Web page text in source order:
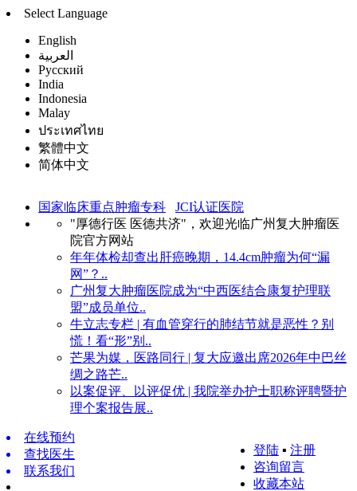
Select Language
English
العربية
Русский
India
Indonesia
Malay
ประเทศไทย
繁體中文
简体中文
国家临床重点肿瘤专科
JCI认证医院
"厚德行医 医德共济"，欢迎光临广州复大肿瘤医
院官方网站
年年体检却查出肝癌晚期，14.4cm肿瘤为何“漏
网”？..
广州复大肿瘤医院成为“中西医结合康复护理联
盟”成员单位..
牛立志专栏 | 有血管穿行的肺结节就是恶性？别
慌！看“形”别..
芒果为媒，医路同行 | 复大应邀出席2026年中巴丝
绸之路芒..
以案促评、以评促优 | 我院举办护士职称评聘暨护
理个案报告展..
登陆 ▪ 注册
咨询留言
收藏本站
在线预约
查找医生
联系我们